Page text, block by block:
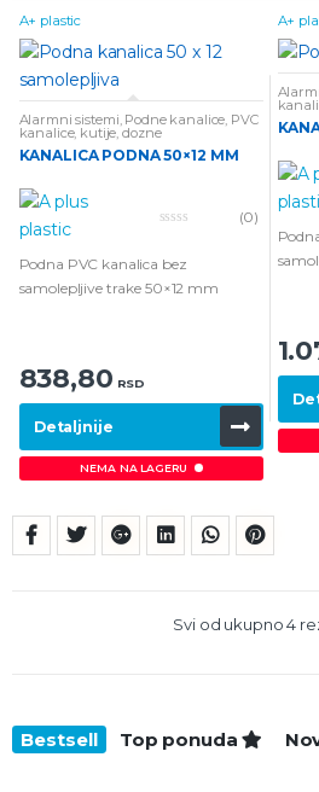
A+ plastic
Alarmni sistemi, Podne kanalice, PVC
kanalice, kutije, dozne
KANALICA PODNA 50×12 MM
u
t
o
(0)
Podna PVC kanalica bez
samolepljive trake 50×12 mm
838,80 RSD
Detaljnije
NEMA NA LAGERU
A+
Svi od ukupno 4
Bestsell Top ponuda